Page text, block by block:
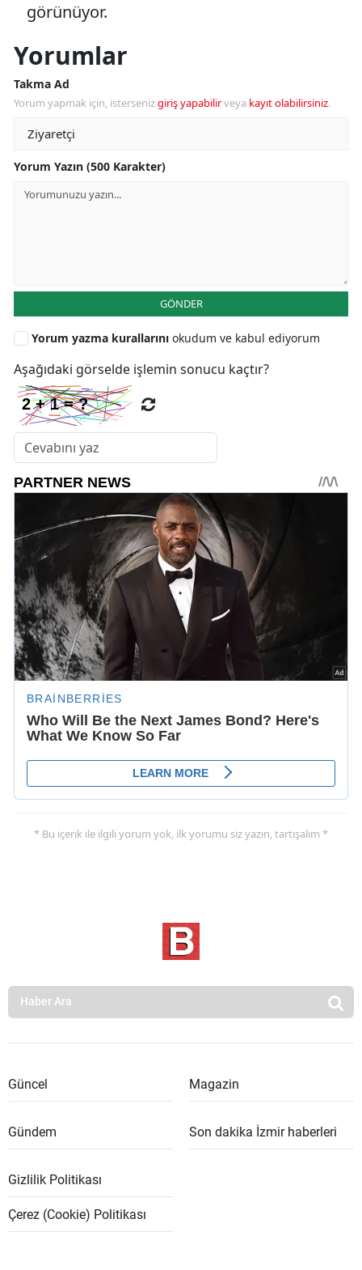
görünüyor.
Yorumlar
Takma Ad
Yorum yapmak için, istersenizgiriş yapabilirveya kayıt olabilirsiniz.
Yorum Yazın (500 Karakter)
GÖNDER
Yorum yazma kurallarını okudum ve kabul ediyorum
Aşağıdaki görselde işlemin sonucu kaçtır?
* Bu içerik ile ilgili yorum yok, ilk yorumu siz yazın, tartışalım *
Güncel Magazin
Gündem Son dakika İzmir haberleri
Gizlilik Politikası
Çerez (Cookie) Politikası